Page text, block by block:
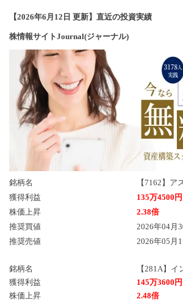
【2026年6 月12 日 更新】直近の投資実績
株情報サイトJournal(ジャーナル)
銘柄名
【7162】ア
獲得利益
135万4500円
株価上昇
2.38倍
推奨買値
2026年04月
推奨売値
2026年05月
銘柄名
【281A】
獲得利益
145万3600円
株価上昇
2.48倍